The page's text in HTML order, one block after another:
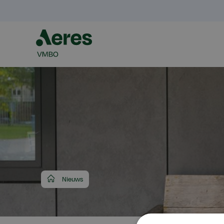
Aeres
VMBO
Nieuws